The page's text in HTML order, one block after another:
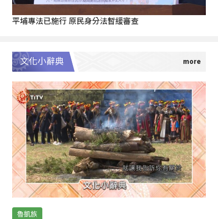
平埔專法已施行 原民身分法暫緩審查
文化小辭典
魯凱族